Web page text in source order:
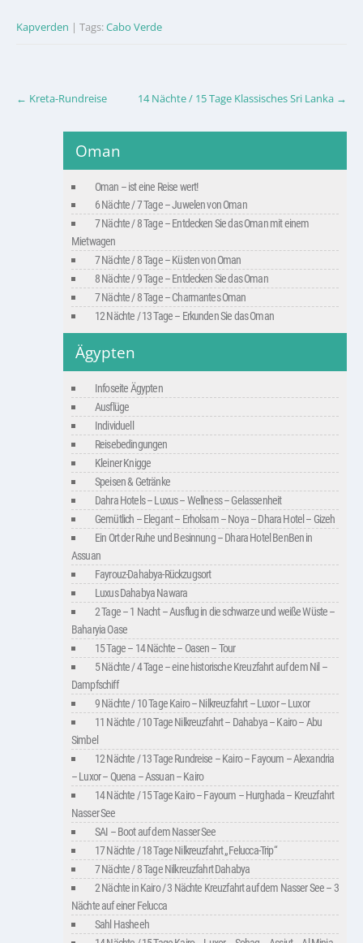
Kapverden | Tags:Cabo Verde
navigation
← Kreta-Rundreise 14 Nächte / 15 Tage Klassisches Sri Lanka →
Oman
Oman – ist eine Reise wert!
6 Nächte / 7 Tage – Juwelen von Oman
7 Nächte / 8 Tage – Entdecken Sie das Oman mit einem
Mietwagen
7 Nächte / 8 Tage – Küsten von Oman
8 Nächte / 9 Tage – Entdecken Sie das Oman
7 Nächte / 8 Tage – Charmantes Oman
12 Nächte / 13 Tage – Erkunden Sie das Oman
Ägypten
Infoseite Ägypten
Ausflüge
Individuell
Reisebedingungen
Kleiner Knigge
Speisen & Getränke
Dahra Hotels – Luxus – Wellness – Gelassenheit
Gemütlich – Elegant – Erholsam – Noya – Dhara Hotel – Gizeh
Ein Ort der Ruhe und Besinnung – Dhara Hotel BenBen in
Assuan
Fayrouz-Dahabya-Rückzugsort
Luxus Dahabya Nawara
2 Tage – 1 Nacht – Ausflug in die schwarze und weiße Wüste –
Baharyia Oase
15 Tage – 14 Nächte – Oasen – Tour
5 Nächte / 4 Tage – eine historische Kreuzfahrt auf dem Nil –
Dampfschiff
9 Nächte / 10 Tage Kairo – Nilkreuzfahrt – Luxor – Luxor
11 Nächte / 10 Tage Nilkreuzfahrt – Dahabya – Kairo – Abu
Simbel
12 Nächte / 13 Tage Rundreise – Kairo – Fayoum – Alexandria
– Luxor – Quena – Assuan – Kairo
14 Nächte / 15 Tage Kairo – Fayoum – Hurghada – Kreuzfahrt
Nasser See
SAI – Boot auf dem Nasser See
17 Nächte / 18 Tage Nilkreuzfahrt „Felucca-Trip“
7 Nächte / 8 Tage Nilkreuzfahrt Dahabya
2 Nächte in Kairo / 3 Nächte Kreuzfahrt auf dem Nasser See – 3
Nächte auf einer Felucca
Sahl Hasheeh